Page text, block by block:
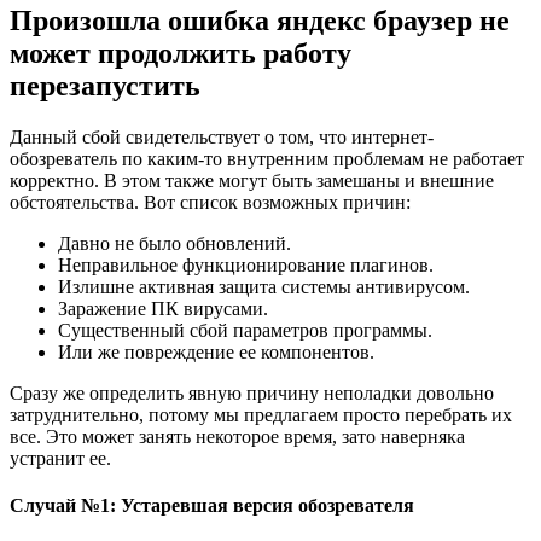
Произошла ошибка яндекс браузер не
может продолжить работу
перезапустить
Данный сбой свидетельствует о том, что интернет-
обозреватель по каким-то внутренним проблемам не работает
корректно. В этом также могут быть замешаны и внешние
обстоятельства. Вот список возможных причин:
Давно не было обновлений.
Неправильное функционирование плагинов.
Излишне активная защита системы антивирусом.
Заражение ПК вирусами.
Существенный сбой параметров программы.
Или же повреждение ее компонентов.
Сразу же определить явную причину неполадки довольно
затруднительно, потому мы предлагаем просто перебрать их
все. Это может занять некоторое время, зато наверняка
устранит ее.
Случай №1: Устаревшая версия обозревателя